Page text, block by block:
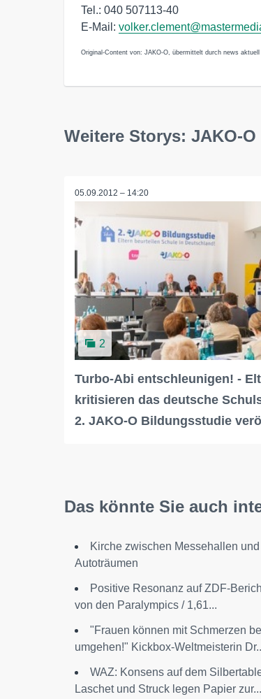
Tel.: 040 507113-40
E-Mail:
Original-Content von: JAKO-O, übermittelt durch news aktuell
Weitere Storys: JAKO-O
05.09.2012 – 14:20
2
Turbo-Abi entschleunigen! -
kritisieren das deutsche
2. JAKO-O Bildungsstudie
Das könnte Sie auch
Kirche zwischen Messehallen und
Autoträumen
Positive Resonanz auf ZDF-
von den Paralympics / 1,61...
"Frauen können mit Schmerzen
umgehen!" Kickbox-Weltmeisterin
WAZ: Konsens auf dem
Laschet und Struck legen Papier zur...